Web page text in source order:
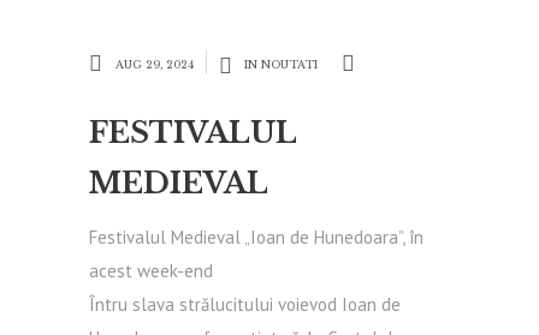
AUG 29, 2024 IN NOUTATI
FESTIVALUL
MEDIEVAL
Festivalul Medieval „Ioan de Hunedoara”, în
acest week-end
Întru slava strălucitului voievod Ioan de